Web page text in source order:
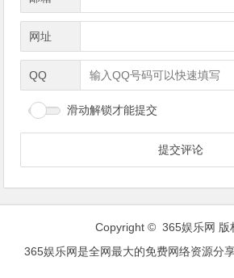
网址
QQ
滑动解锁才能提交
Copyright © 365娱乐网 版
365娱乐网是全网最大的免费网络资源分